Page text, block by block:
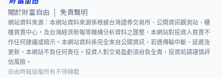
關於財富自由 免責聲明
網站資料來源：本網站資料來源係根據台灣證券交易所、公開資訊觀測站、櫃
檯買賣中心，及台灣經濟新報等機構分析資料之匯整，本網站對投資人買賣不
作任何建議或暗示。本網站資料係完全來自公開資訊，若遇傳輸中斷、延遲及
更新，本網站不負任何責任。投資人對交易盈虧須自負全責，投資前請謹慎評
估風險。
自由時報版權所有不得轉載